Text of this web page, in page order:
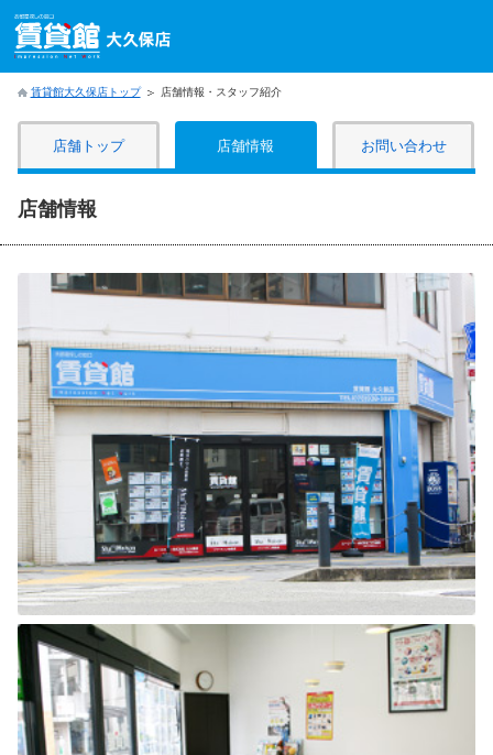
賃貸館大久保店トップ 店舗情報・スタッフ紹介
店舗トップ 店舗情報 お問い合わせ
店舗情報